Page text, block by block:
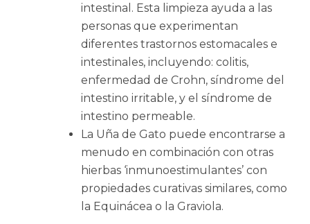
intestinal. Esta limpieza ayuda a las
personas que experimentan
diferentes trastornos estomacales e
intestinales, incluyendo: colitis,
enfermedad de Crohn, síndrome del
intestino irritable, y el síndrome de
intestino permeable.
La Uña de Gato puede encontrarse a
menudo en combinación con otras
hierbas ‘inmunoestimulantes’ con
propiedades curativas similares, como
la Equinácea o la Graviola.